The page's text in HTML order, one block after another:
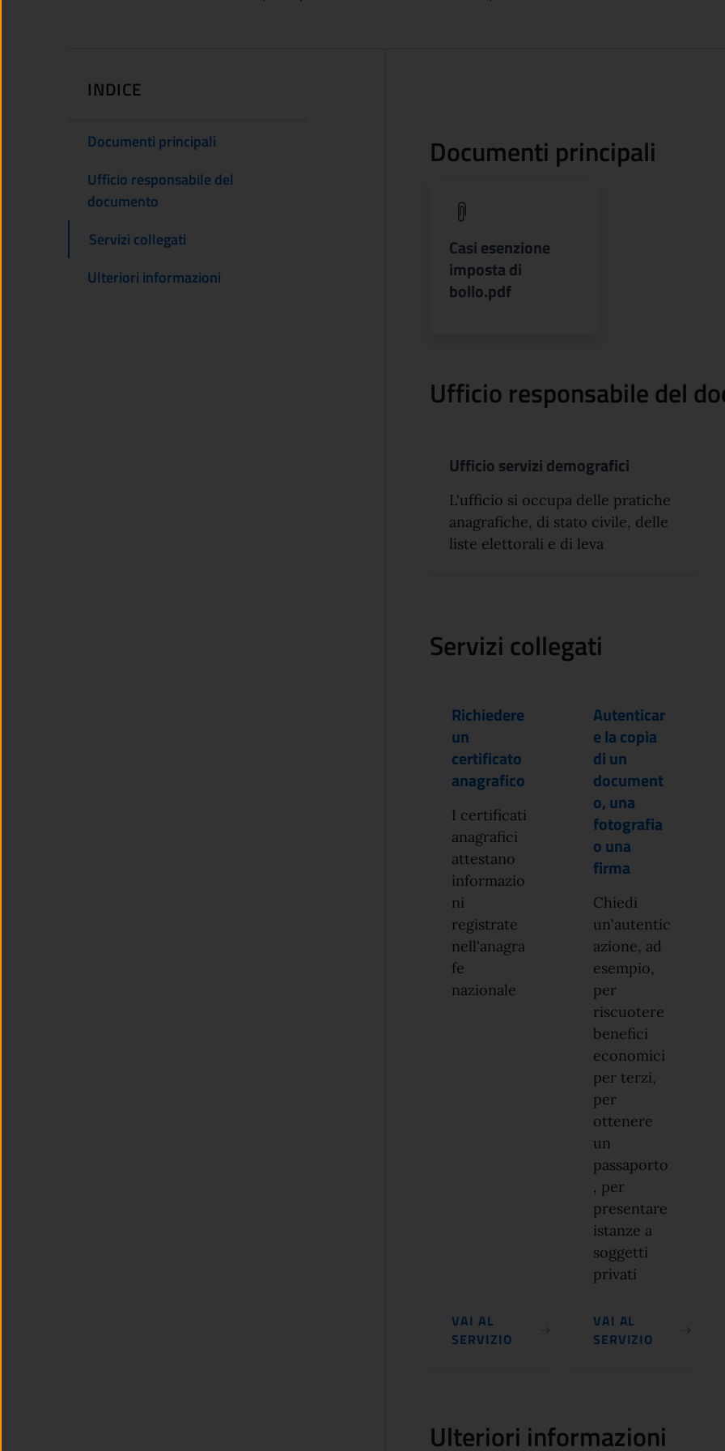
INDICE
Documenti principali
Ufficio responsabile del
documento
Servizi collegati
Ulteriori informazioni
Documenti principali
Casi esenzione
imposta di
bollo.pdf
(apre in un'altra scheda).
Ufficio responsabile del
Ufficio servizi demografici
L'ufficio si occupa delle pratiche
anagrafiche, di stato civile, delle
liste elettorali e di leva
Servizi collegati
Richiedere
un
certificato
anagrafico
I certificati
anagrafici
attestano
informazio
ni
registrate
nell'anagra
fe
nazionale
VAI AL
SERVIZIO
Autenticar
e la copia
di un
document
o, una
fotografia
o una
firma
Chiedi
un'autentic
azione, ad
esempio,
per
riscuotere
benefici
economici
per terzi,
per
ottenere
un
passaporto
, per
presentare
istanze a
soggetti
privati
VAI AL
SERVIZIO
Ulteriori informazioni